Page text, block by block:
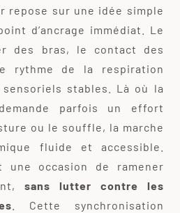
repose sur une idée simple
d’ancrage immédiat. Le
des bras, le contact des
rythme de la respiration
stables. Là où la
parfois un effort
ou le souffle, la marche
fluide et accessible.
une occasion de ramener
sans lutter contre les
. Cette synchronisation